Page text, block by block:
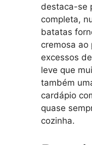
destaca-se
completa,
batatas
cremosa ao
excessos
leve que
também
cardápio
quase
cozinha.